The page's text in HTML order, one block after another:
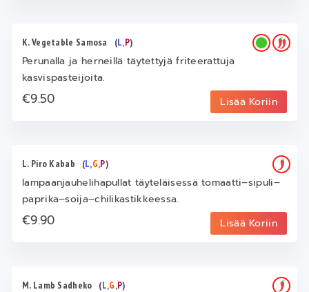
K. Vegetable Samosa (L,P)
Perunalla ja herneillä täytettyjä friteerattuja
kasvispasteijoita.
€9.50 Lisää Koriin
L. Piro Kabab (L,G,P)
lampaanjauhelihapullat täyteläisessä tomaatti–sipuli–
paprika–soija–chilikastikkeessa.
€9.90 Lisää Koriin
M. Lamb Sadheko (L,G,P)